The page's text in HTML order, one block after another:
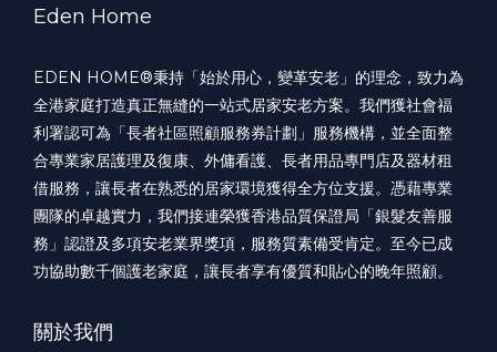
Eden Home
EDEN HOME®️秉持「始於用心，變革安老」的理念，致力為
全港家庭打造真正無縫的一站式居家安老方案。我們獲社會福
利署認可為「長者社區照顧服務券計劃」服務機構，並全面整
合專業家居護理及復康、外傭看護、長者用品專門店及器材租
借服務，讓長者在熟悉的居家環境獲得全方位支援。憑藉專業
團隊的卓越實力，我們接連榮獲香港品質保證局「銀髮友善服
務」認證及多項安老業界獎項，服務質素備受肯定。至今已成
功協助數千個護老家庭，讓長者享有優質和貼心的晚年照顧。
關於我們